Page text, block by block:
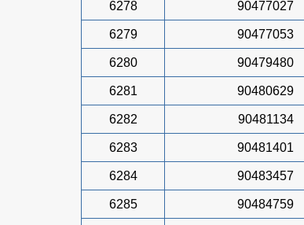
6278 90477027
6279 90477053
6280 90479480
6281 90480629
6282 90481134
6283 90481401
6284 90483457
6285 90484759